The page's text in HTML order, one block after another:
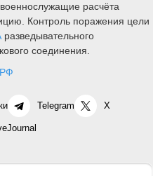
расчёта
Контроль поражения цели
разведывательного
соединения.
Telegram X